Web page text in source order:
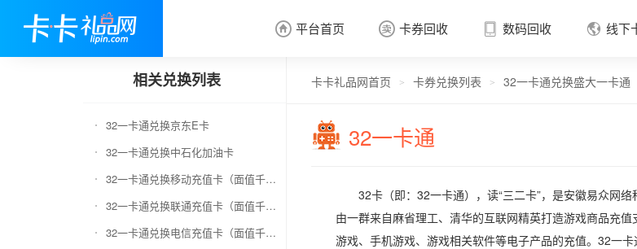
 平台首页  卡券回收
 卡券回收
 数码回收  线下
相关兑换列表
32一卡通兑换京东E卡
32一卡通兑换中石化加油卡
32一卡通兑换移动充值卡（面值千万别选错）
32一卡通兑换联通充值卡（面值千万别选错）
32一卡通兑换电信充值卡（面值千万别选错）
卡卡礼品网首页 > 卡券兑换列表 > 32一卡通兑换盛大一卡通
32一卡通
32卡（即：32一卡通），读“三二卡”，是安徽易众网
由一群来自麻省理工、清华的互联网精英打造游戏商品充
游戏、手机游戏、游戏相关软件等电子产品的充值。32一卡